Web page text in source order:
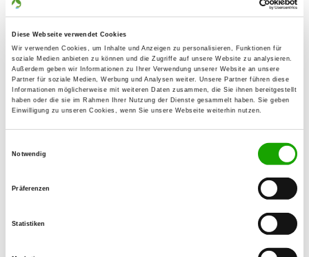
Diese Webseite verwendet Cookies
Wir verwenden Cookies, um Inhalte und Anzeigen zu personalisieren, Funktionen für
soziale Medien anbieten zu können und die Zugriffe auf unsere Website zu analysieren.
Außerdem geben wir Informationen zu Ihrer Verwendung unserer Website an unsere
Partner für soziale Medien, Werbung und Analysen weiter. Unsere Partner führen diese
Informationen möglicherweise mit weiteren Daten zusammen, die Sie ihnen bereitgestellt
haben oder die sie im Rahmen Ihrer Nutzung der Dienste gesammelt haben. Sie geben
Einwilligung zu unseren Cookies, wenn Sie unsere Webseite weiterhin nutzen.
Notwendig
Präferenzen
Statistiken
Details
08606 Triebel/OT Blosenberg
Derzeit keine Welpen
Zuchtstätte: von der Wilhelminenaue
Details
Kulmbacher Str. 70
95213 Münchberg
Zuchtstätte: vom Haus Weisheit
Details
95213 Münchberg